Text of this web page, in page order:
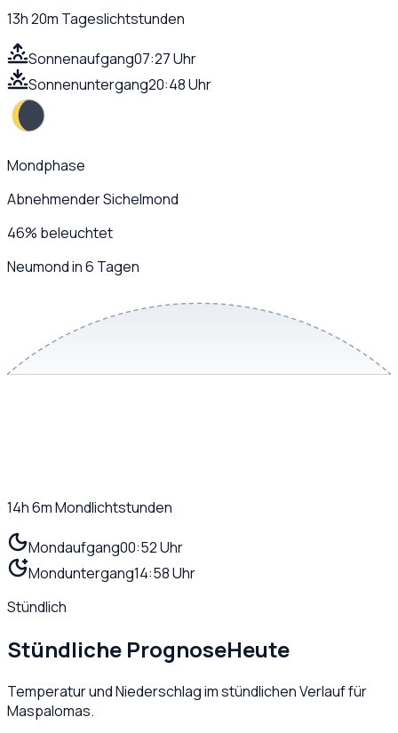
13h 20m Tageslichtstunden
Sonnenaufgang07:27 Uhr
Sonnenuntergang20:48 Uhr
Mondphase
Abnehmender Sichelmond
46% beleuchtet
Neumond in 6 Tagen
14h 6mMondlichtstunden
Mondaufgang00:52 Uhr
Monduntergang14:58 Uhr
Stündlich
Stündliche PrognoseHeute
Temperatur und Niederschlag im stündlichen Verlauf für
Maspalomas.